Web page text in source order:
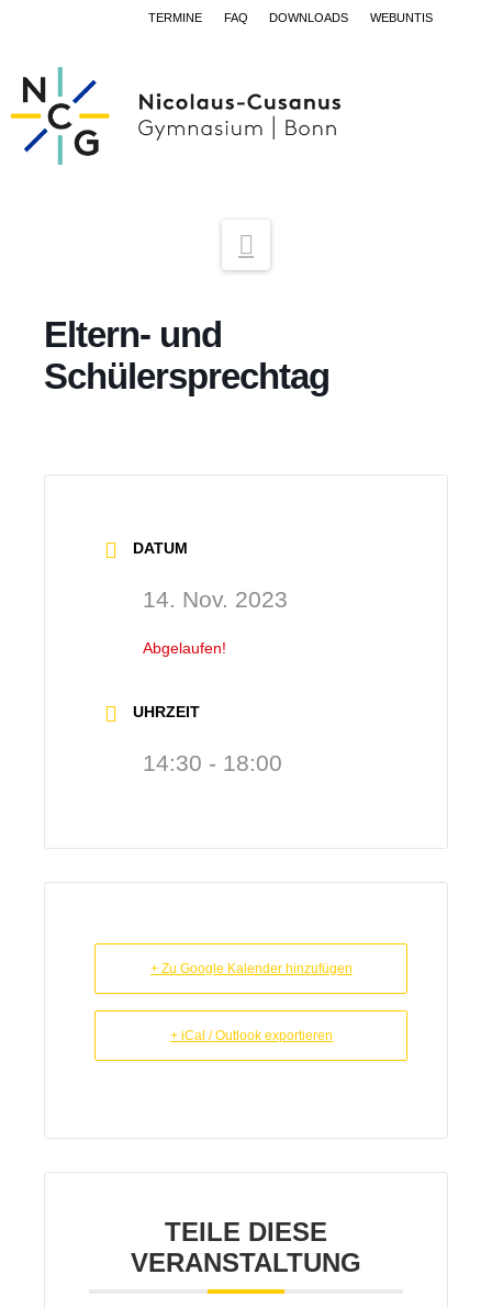
TERMINE FAQ DOWNLOADS WEBUNTIS
Eltern- und
Schülersprechtag
DATUM
14. Nov. 2023
Abgelaufen!
UHRZEIT
14:30 - 18:00
+ Zu Google Kalender hinzufügen
+ iCal / Outlook exportieren
TEILE DIESE
VERANSTALTUNG